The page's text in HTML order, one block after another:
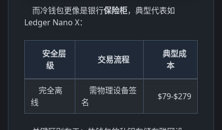
而冷钱包更像是银行保险柜，典型代表如
Ledger Nano X：
安全层
级
交易流程
典型成
本
完全离
线
需物理设备签
名
$79-$279